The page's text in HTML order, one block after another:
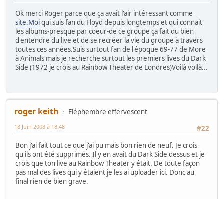
Ok merci Roger parce que ça avait l'air intéressant comme
site.Moiqui suis fan du Floyd depuis longtemps et qui connait
les albums-presque par coeur-de ce groupe ça fait du bien
d'entendre du live et de se recréer la vie du groupe à travers
toutes ces années.Suis surtout fan de l'époque 69-77 de More
à Animals mais je recherche surtout les premiers lives du Dark
Side (1972 je crois au Rainbow Theater de Londres)Voilà voilà...
roger keith
Eléphembre effervescent
#22
18 Juin 2008 à 18:48
Bon j'ai fait tout ce que j'ai pu mais bon rien de neuf. Je crois
qu'ils ont été supprimés. Il y en avait du Dark Side dessus et je
crois que ton live au Rainbow Theater y était. De toute façon
pas mal des lives qui y étaient je les ai uploader ici. Donc au
final rien de bien grave.